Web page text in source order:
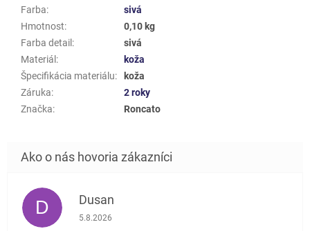
Farba:
sivá
Hmotnost:
0,10 kg
Farba detail :
sivá
Materiál :
koža
Špecifikácia materiálu:
koža
Záruka:
2 roky
Značka: Roncato
D Dusan
Hodnotenie obchodu je 5 z 5 hviezdičiek.
5.8.2026